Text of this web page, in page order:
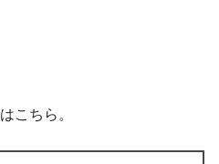
こちら。